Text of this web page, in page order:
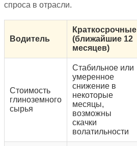
спроса в отрасли.
Водитель
Краткосрочные
(ближайшие 12
месяцев)
Стоимость
глиноземного
сырья
Стабильное или
умеренное
снижение в
некоторые
месяцы,
возможны
скачки
волатильности